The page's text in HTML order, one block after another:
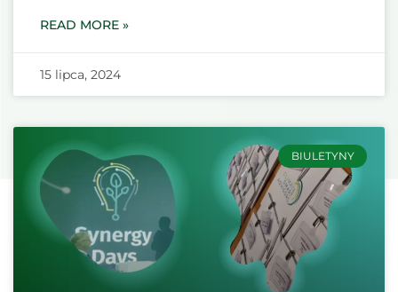
READ MORE »
15 lipca, 2024
BIULETYNY